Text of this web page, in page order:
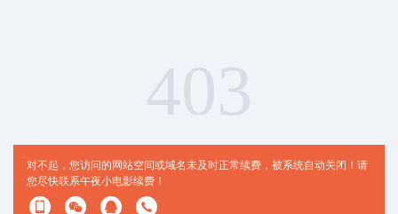
对不起，您访问的网站空间或域名未及时正常续费，被系统自动关闭！请
您尽快联系午夜小电影续费！